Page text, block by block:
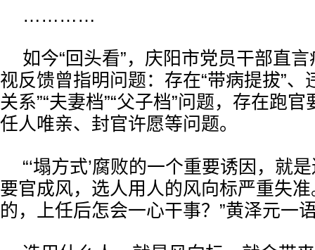
…………
如今“回头看”，庆阳市党员干部直
视反馈曾指明问题：存在“带病提拔”、
关系”“夫妻档”“父子档”问题，存在跑
任人唯亲、封官许愿等问题。
“‘塌方式’腐败的一个重要诱因，就
要官成风，选人用人的风向标严重失
的，上任后怎会一心干事？”黄泽元一